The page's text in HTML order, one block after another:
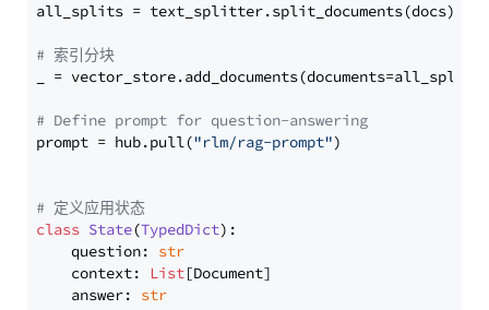
all_splits = text_splitter.split_documents(docs)
# 索引分块
_ = vector_store.add_documents(documents=all_splits)
# Define prompt for question-answering
prompt = hub.pull("rlm/rag-prompt")
# 定义应用状态
class State(TypedDict):
    question:
str
    context:
List[Document]
    answer:
str